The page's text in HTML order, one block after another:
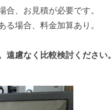
、お見積が必要です。
場合、料金加算あり。
慮なく比較検討ください。